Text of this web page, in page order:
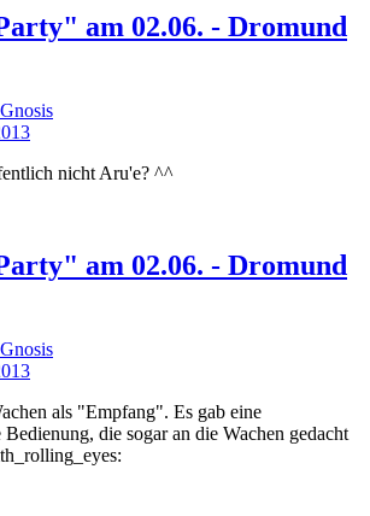
am 02.06. - Dromund
nicht Aru'e? ^^
am 02.06. - Dromund
als "Empfang". Es gab eine
die sogar an die Wachen gedacht